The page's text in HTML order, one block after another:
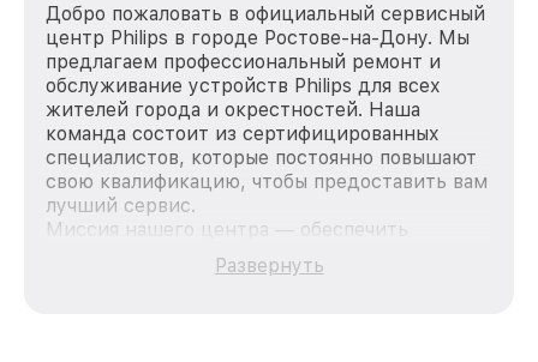
Добро пожаловать в официальный сервисный
центр Philips в городе Ростове-на-Дону. Мы
предлагаем профессиональный ремонт и
обслуживание устройств Philips для всех
жителей города и окрестностей. Наша
команда состоит из сертифицированных
специалистов, которые постоянно повышают
свою квалификацию, чтобы предоставить вам
лучший сервис.
Миссия нашего центра — обеспечить
качественный и доступный ремонт для
каждого пользователя продукции Philips, вне
Развернуть